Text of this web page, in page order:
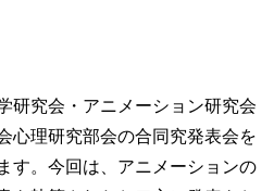
研究会・アニメーション研究会
心理研究部会の合同究発表会を
す。今回は、アニメーションの